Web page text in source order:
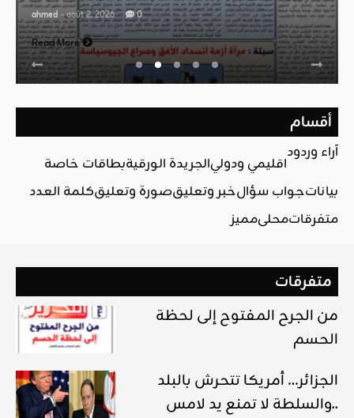
ahmed - août 2, 2026 0
Read More
أقسام
آراء وردود
اقليمي ودوليالجريدة الورقيةبطاقات خاصة
بياناتجواب سؤالخبر وتعليقصورة وتعليقكلمة العدد
متفرقاتمحليمميز
متفرقات
الحسم
الجزائر… أمريكا تتحرش بالبلد
والسلطة لا تمنع يد لامس..